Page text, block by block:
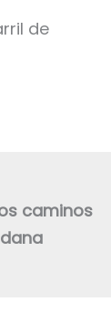
de
caminos